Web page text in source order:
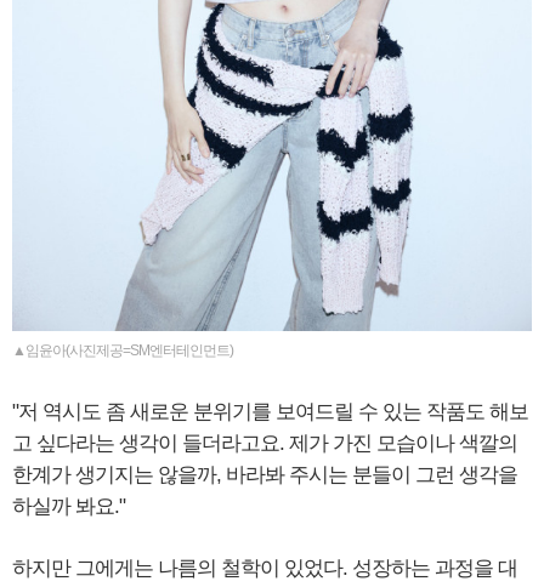
▲임윤아(사진제공=SM엔터테인먼트)
"저 역시도 좀 새로운 분위기를 보여드릴 수 있는 작품도 해보
고 싶다라는 생각이 들더라고요. 제가 가진 모습이나 색깔의
한계가 생기지는 않을까, 바라봐 주시는 분들이 그런 생각을
하실까 봐요."
하지만 그에게는 나름의 철학이 있었다. 성장하는 과정을 대